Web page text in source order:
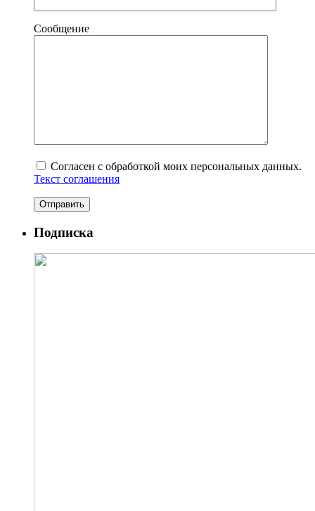
Сообщение
Согласен с обработкой моих персональных данных.
Текст соглашения
Подписка